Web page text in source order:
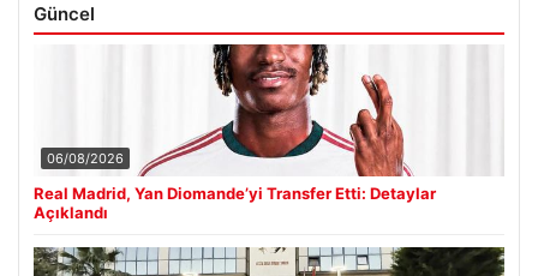
Güncel
06/08/2026
Real Madrid, Yan Diomande’yi Transfer Etti: Detaylar
Açıklandı